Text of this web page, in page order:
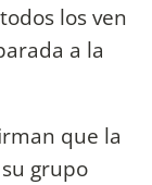
los ven
a la
que la
grupo